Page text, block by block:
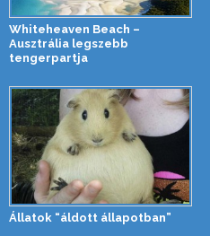
Whiteheaven Beach –
Ausztrália legszebb
tengerpartja
Állatok “áldott állapotban”